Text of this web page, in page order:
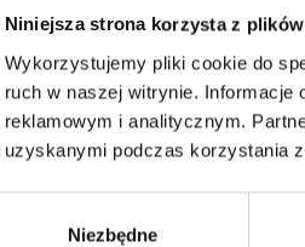
Niniejsza strona korzysta z
Wykorzystujemy pliki cookie do
ruch w naszej witrynie. Informacje
reklamowym i analitycznym.
uzyskanymi podczas korzystania z
Niezbędne